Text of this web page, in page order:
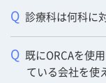
Q 診療科は何科に
Q
既にORCAを使
ている会社を使